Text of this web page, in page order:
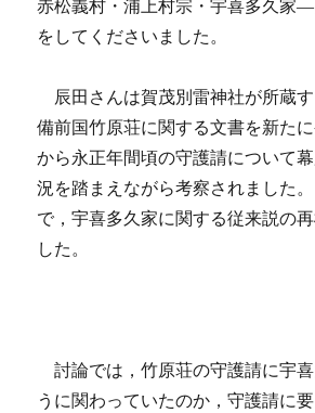
赤松義村・浦上村宗・宇喜多久家
をしてくださいました。
辰田さんは賀茂別雷神社が所蔵
備前国竹原荘に関する文書を新た
から永正年間頃の守護請について
況を踏まえながら考察されました
で，宇喜多久家に関する従来説の
した。
討論では，竹原荘の守護請に宇
うに関わっていたのか，守護請に